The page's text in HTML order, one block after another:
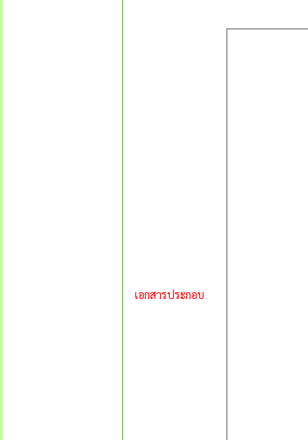
เอกสารประกอบ